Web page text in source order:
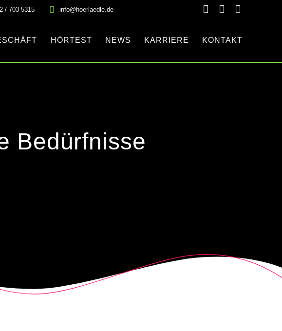
/ 703 5315 info@hoerlaedle.de
HÖRTEST NEWS KARRIERE KONTAKT
Bedürfnisse